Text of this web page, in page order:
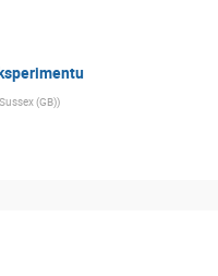
(GB))